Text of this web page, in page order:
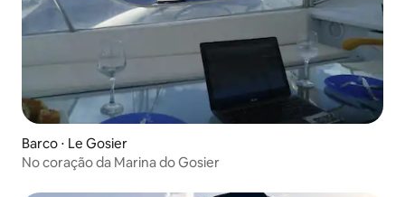
Barco ⋅ Le Gosier
No coração da Marina do Gosier